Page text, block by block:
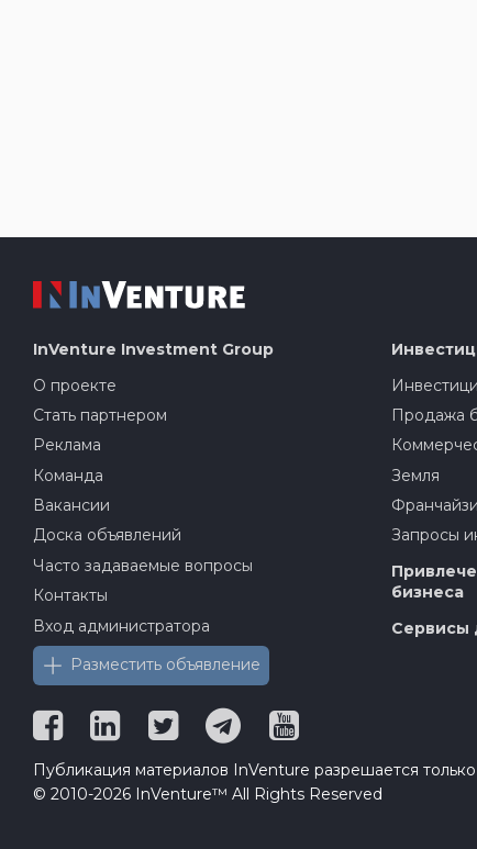
InVenture Investment Group
О проекте
Стать партнером
Реклама
Команда
Вакансии
Доска объявлений
Часто задаваемые вопросы
Контакты
Вход администратора
Разместить объявление
Продажа
Земля
Запросы
бизнеса
Сервисы
Публикация материалов InVenture разрешается
© 2010-2026 InVenture™ All Rights Reserved